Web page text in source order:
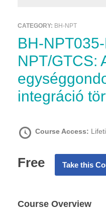
CATEGORY: BH-NPT
BH-NPT035-L21-EA-
NPT/GTCS:
integráció
Course Access:
Free Take this
Course Overview